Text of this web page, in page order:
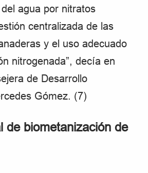
agua por nitratos
centralizada de las
y el uso adecuado
nitrogenada”, decía en
de Desarrollo
Gómez. (7)
de biometanización de